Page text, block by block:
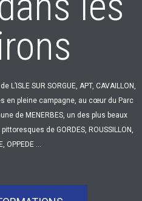
SUR SORGUE, APT, CAVAILLON,
en pleine campagne, au cœur du Parc
de MENERBES, un des plus beaux
de GORDES, ROUSSILLON,
OPPEDE …